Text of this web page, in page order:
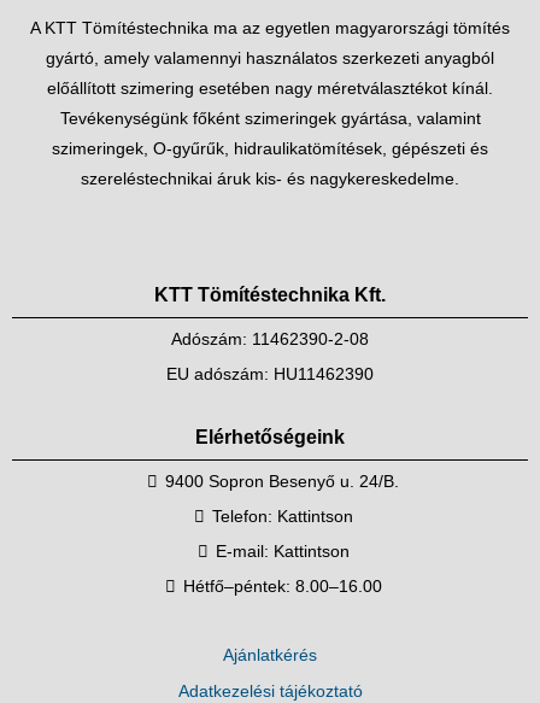
A KTT Tömítéstechnika ma az egyetlen magyarországi tömítés
gyártó, amely valamennyi használatos szerkezeti anyagból
előállított szimering esetében nagy méretválasztékot kínál.
Tevékenységünk főként szimeringek gyártása, valamint
szimeringek, O-gyűrűk, hidraulikatömítések, gépészeti és
szereléstechnikai áruk kis- és nagykereskedelme.
KTT Tömítéstechnika Kft.
Adószám: 11462390-2-08
EU adószám: HU11462390
Elérhetőségeink
9400 Sopron Besenyő u. 24/B.
Telefon: Kattintson
E-mail: Kattintson
Hétfő–péntek: 8.00–16.00
Ajánlatkérés
Adatkezelési tájékoztató